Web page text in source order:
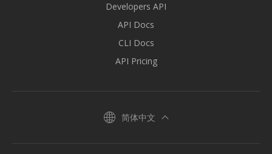
Developers API
API Docs
CLI Docs
API Pricing
简体中文